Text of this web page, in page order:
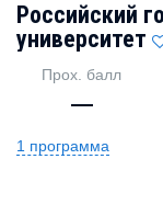
Российский
университет
Прох. балл
—
1 программа